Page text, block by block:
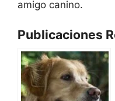
amigo canino.
Publicaciones